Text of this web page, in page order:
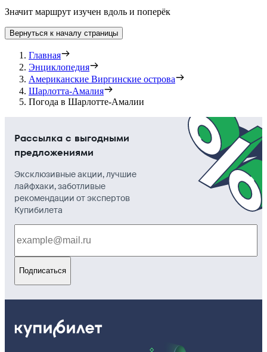
Значит маршрут изучен вдоль и поперёк
Вернуться к началу страницы
Главная
Энциклопедия
Американские Виргинские острова
Шарлотта-Амалия
Погода в Шарлотте-Амалии
Рассылка с выгодными
предложениями
Эксклюзивные акции, лучшие
лайфхаки, заботливые
рекомендации от экспертов
Купибилета
Подписаться